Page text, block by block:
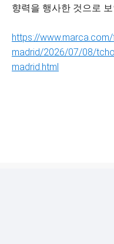
향력을 행사한 것으로
https://
madrid/2026/07/08/
madrid.html